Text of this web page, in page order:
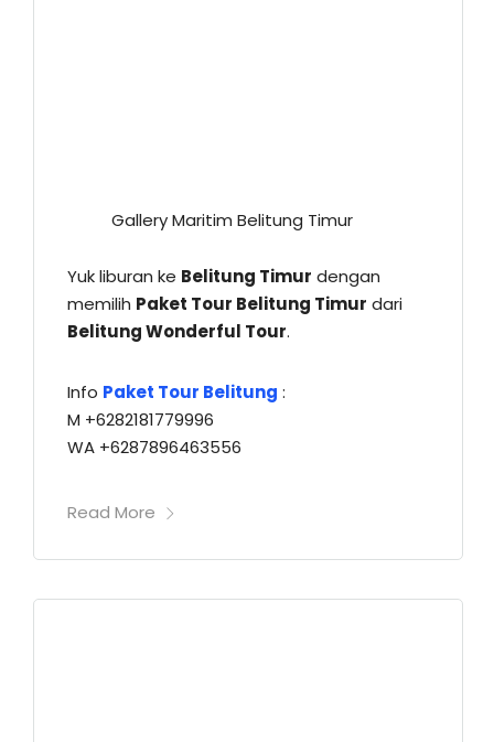
Gallery Maritim Belitung Timur
Yuk liburan ke Belitung Timur dengan
memilih Paket Tour Belitung Timur dari
Belitung Wonderful Tour.
Info Paket Tour Belitung :
M +6282181779996
WA +6287896463556
Read More